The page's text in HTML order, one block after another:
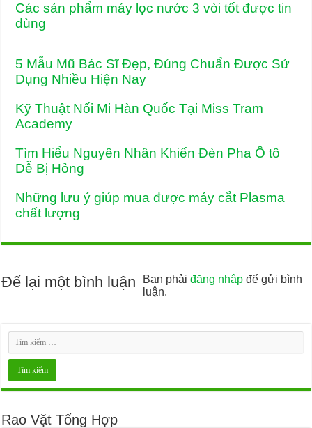
Các sản phẩm máy lọc nước 3 vòi tốt được tin
dùng
5 Mẫu Mũ Bác Sĩ Đẹp, Đúng Chuẩn Được Sử
Dụng Nhiều Hiện Nay
Kỹ Thuật Nối Mi Hàn Quốc Tại Miss Tram
Academy
Tìm Hiểu Nguyên Nhân Khiến Đèn Pha Ô tô
Dễ Bị Hỏng
Những lưu ý giúp mua được máy cắt Plasma
chất lượng
Để lại một bình luận Bạn phảiđăng nhập để gửi bình
luận.
Rao Vặt Tổng Hợp